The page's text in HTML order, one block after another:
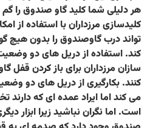
هر دلیلی شما کلید گاو صندوق را گم
کلیدسازی مرزداران با استفاده از
تواند درب گاوصندوق را بدون هیچ
کند. استفاده از دریل های دو
سازان مرزداران برای باز کردن قفل
کنند. بکارگیری از دریل های دو
می کند اما ایراد عمده ای که دارند
است. اما نگران نباشید زیرا ابزار